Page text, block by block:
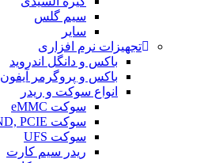
سیم گلس
سایر
تجهیزات نرم افزاری
باکس و دانگل اندروید
باکس و پروگرمر آیفون
انواع سوکت و ریدر
سوکت eMMC
سوکت NAND, PCIE
سوکت UFS
ریدر سیم کارت